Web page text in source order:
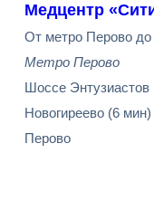
Медцентр
От метро Перово
Метро Перово
Шоссе Энтузиастов
Новогиреево (6 мин)
Перово